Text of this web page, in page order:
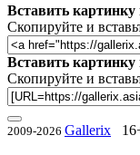
Вставить картинку
Скопируйте и
Вставить картинку
Скопируйте и
2009-2026 Gallerix